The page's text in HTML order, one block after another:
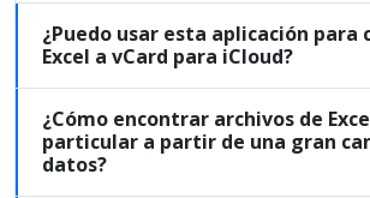
¿Puedo usar esta aplicación para
Excel a vCard para iCloud?
¿Cómo encontrar archivos de
particular a partir de una gran
datos?